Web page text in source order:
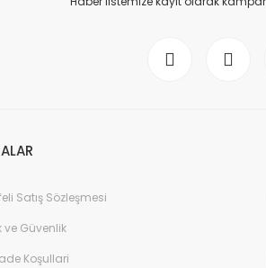
Satış Sözleşmesi
ve Güvenlik
Koşullari